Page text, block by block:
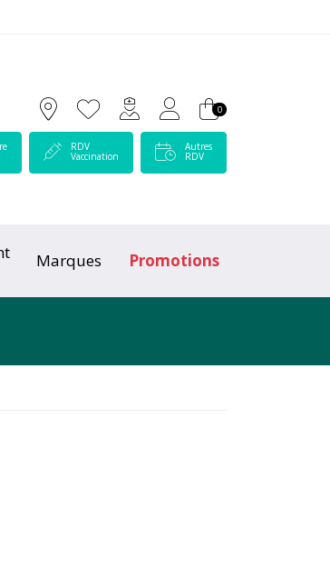
0
RDV
Vaccination
Autres
RDV
Marques Promotions